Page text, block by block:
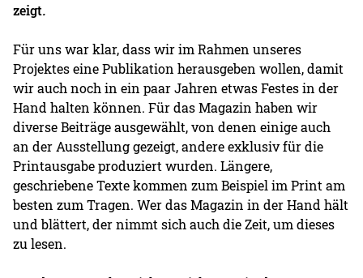
zeigt.
Für uns war klar, dass wir im Rahmen unseres
Projektes eine Publikation herausgeben wollen, damit
wir auch noch in ein paar Jahren etwas Festes in der
Hand halten können. Für das Magazin haben wir
diverse Beiträge ausgewählt, von denen einige auch
an der Ausstellung gezeigt, andere exklusiv für die
Printausgabe produziert wurden. Längere,
geschriebene Texte kommen zum Beispiel im Print am
besten zum Tragen. Wer das Magazin in der Hand hält
und blättert, der nimmt sich auch die Zeit, um dieses
zu lesen.